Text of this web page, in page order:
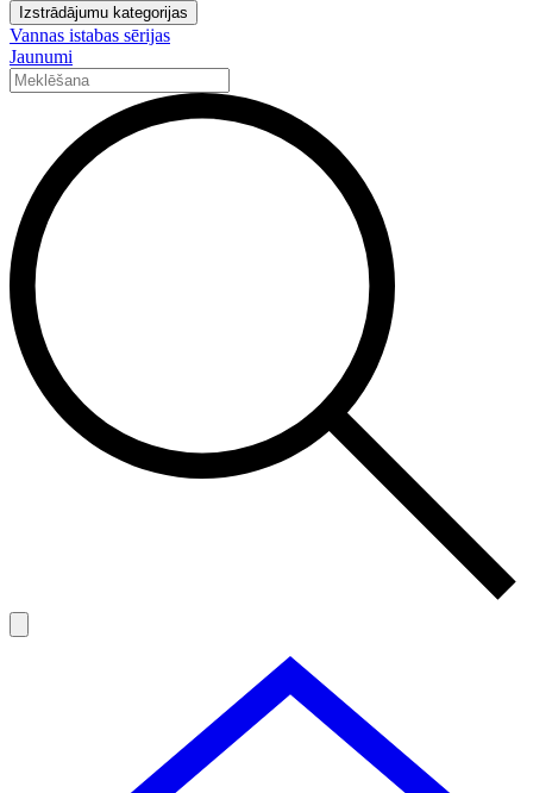
Izstrādājumu kategorijas
Vannas istabas sērijas
Jaunumi